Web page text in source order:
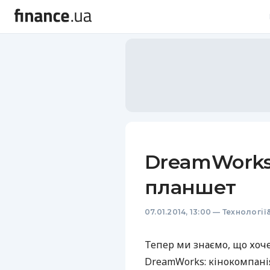
планшет
07.01.2014, 13:00 —
Тепер ми знаємо, що
DreamWorks: